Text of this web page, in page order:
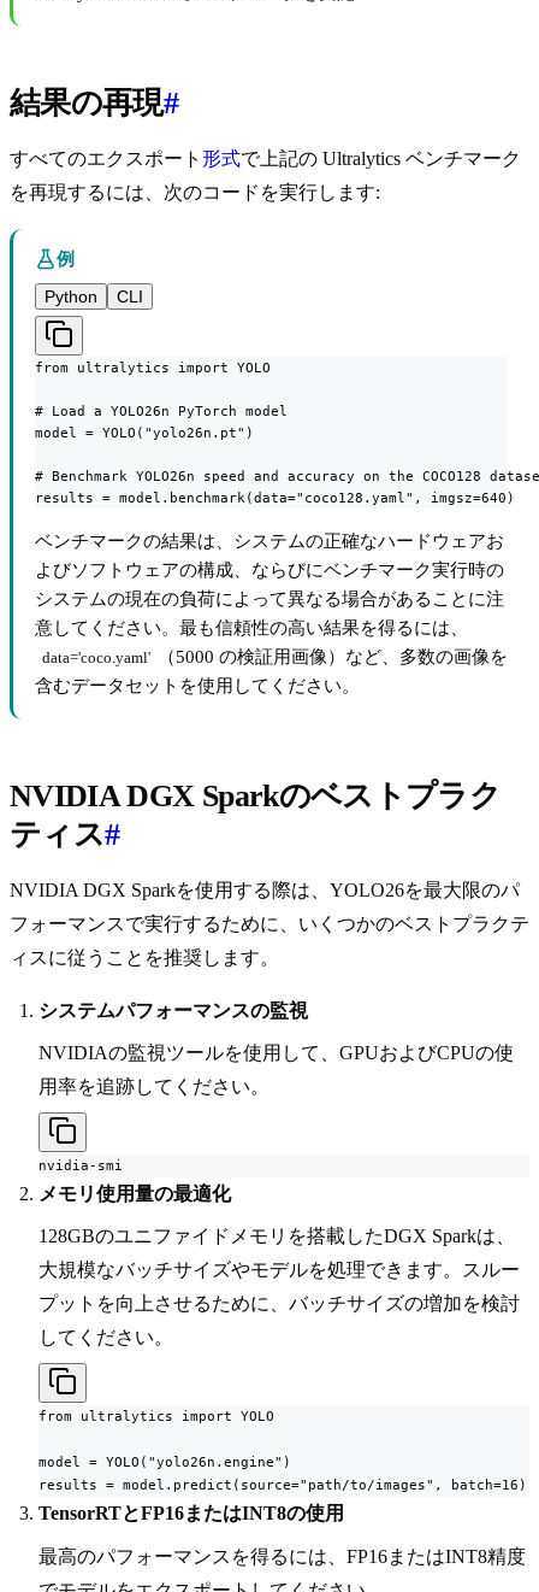
結果の再現#
すべてのエクスポート 形式で上記の Ultralytics ベンチマーク
を再現するには、次のコードを実行します:
例
Python
CLI
from ultralytics import YOLO
# Load a YOLO26n PyTorch model
model = YOLO("yolo26n.pt")
# Benchmark YOLO26n speed and accuracy on the COCO128
results = model.benchmark(data="coco128.yaml", imgsz=640)
ベンチマークの結果は、システムの正確なハードウェアお
よびソフトウェアの構成、ならびにベンチマーク実行時の
システムの現在の負荷によって異なる場合があることに注
意してください。最も信頼性の高い結果を得るには、
data='coco.yaml'
（5000 の検証用画像）など、多数の画像を
含むデータセットを使用してください。
NVIDIA DGX Sparkのベストプラク
ティス#
NVIDIA DGX Sparkを使用する際は、YOLO26を最大限のパ
フォーマンスで実行するために、いくつかのベストプラクテ
ィスに従うことを推奨します。
システムパフォーマンスの監視
NVIDIAの監視ツールを使用して、GPUおよびCPUの使
用率を追跡してください。
nvidia-smi
メモリ使用量の最適化
128GBのユニファイドメモリを搭載したDGX Sparkは、
大規模なバッチサイズやモデルを処理できます。スルー
プットを向上させるために、バッチサイズの増加を検討
してください。
from ultralytics import YOLO
model = YOLO("yolo26n.engine")
results = model.predict(source="path/to/images", batch=16)
TensorRTとFP16またはINT8の使用
最高のパフォーマンスを得るには、FP16またはINT8精度